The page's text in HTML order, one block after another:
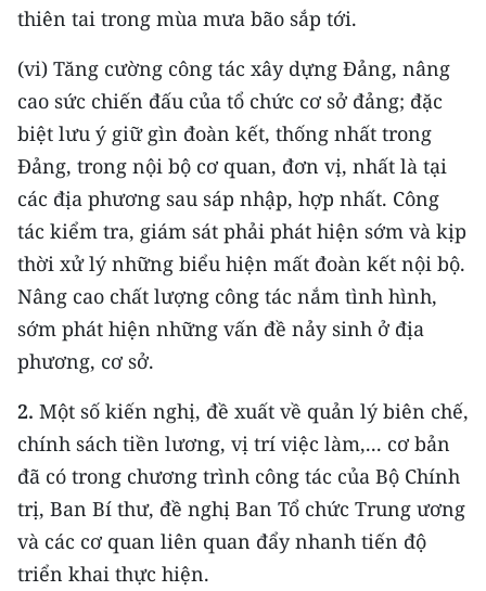
ENGLISH
中文
РУССКИЙ
ESPAÑOL
한국어
thiên tai trong mùa mưa bão sắp tới.
(vi) Tăng cường công tác xây dựng Đảng, nâng
cao sức chiến đấu của tổ chức cơ sở đảng; đặc
biệt lưu ý giữ gìn đoàn kết, thống nhất trong
Đảng, trong nội bộ cơ quan, đơn vị, nhất là tại
các địa phương sau sáp nhập, hợp nhất. Công
tác kiểm tra, giám sát phải phát hiện sớm và kịp
thời xử lý những biểu hiện mất đoàn kết nội bộ.
Nâng cao chất lượng công tác nắm tình hình,
sớm phát hiện những vấn đề nảy sinh ở địa
phương, cơ sở.
2. Một số kiến nghị, đề xuất về quản lý biên chế,
chính sách tiền lương, vị trí việc làm,... cơ bản
đã có trong chương trình công tác của Bộ Chính
trị, Ban Bí thư, đề nghị Ban Tổ chức Trung ương
và các cơ quan liên quan đẩy nhanh tiến độ
triển khai thực hiện.